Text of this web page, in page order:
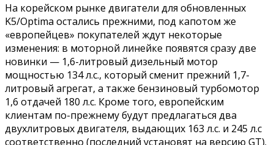
На корейском рынке двигатели для обновленных
K5/Optima остались прежними, под капотом же
«европейцев» покупателей ждут некоторые
изменения: в моторной линейке появятся сразу две
новинки — 1,6-литровый дизельный мотор
мощностью 134 л.с., который сменит прежний 1,7-
литровый агрегат, а также бензиновый турбомотор
1,6 отдачей 180 л.с. Кроме того, европейским
клиентам по-прежнему будут предлагаться два
двухлитровых двигателя, выдающих 163 л.с. и 245 л.с
соответственно (последний установят на версию GT).